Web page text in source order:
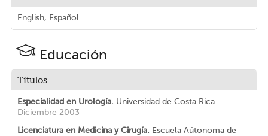
English, Español
Educación
Títulos
Especialidad en Urología. Universidad de Costa Rica.
Diciembre 2003
Licenciatura en Medicina y Cirugía. Escuela Aútonoma de